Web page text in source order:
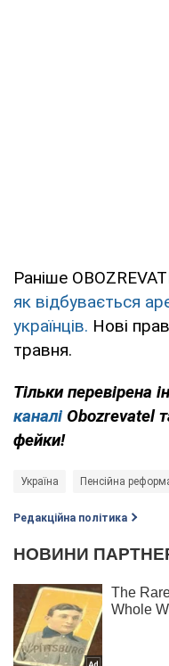
Раніше
як відбувається
українців. Нові
травня.
Тільки перевірена
каналі Obozrevatel
фейки!
Україна Пенсійна
Редакційна політика